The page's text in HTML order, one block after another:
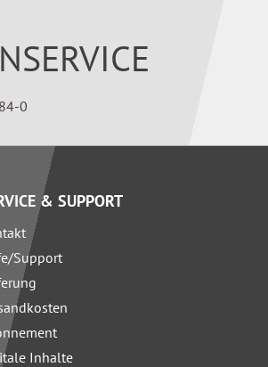
0
& SUPPORT
Support
Inhalte